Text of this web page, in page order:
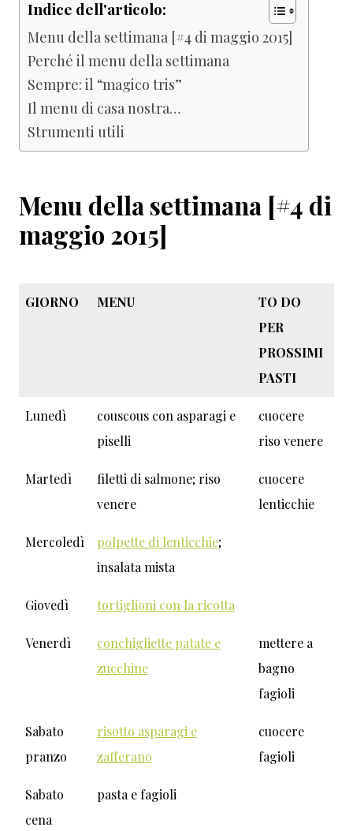
Indice dell'articolo:
Menu della settimana [#4 di maggio 2015]
Perché il menu della settimana
Sempre: il “magico tris”
Il menu di casa nostra…
Strumenti utili
Menu della settimana [#4 di
maggio 2015]
GIORNO MENU
TO DO
PER
PROSSIMI
PASTI
Lunedì
couscous con asparagi e
piselli
cuocere
riso venere
Martedì
filetti di salmone; riso
venere
cuocere
lenticchie
Mercoledì polpette di lenticchie;
insalata mista
Giovedì tortiglioni con la ricotta
Venerdì
conchigliette patate e
zucchine
mettere a
bagno
fagioli
Sabato
pranzo
risotto asparagi e
zafferano
cuocere
fagioli
Sabato
cena
pasta e fagioli